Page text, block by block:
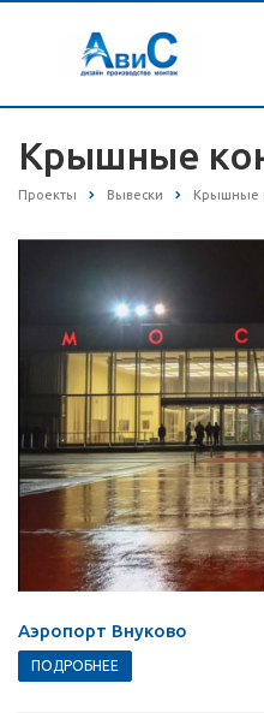
Крышные
Проекты Вывески Крышные
Аэропорт Внуково
ПОДРОБНЕЕ